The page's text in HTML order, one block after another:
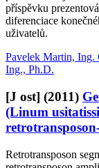
příspěvku
diferenciace
uživatelů.
Pavelek Martin, Ing.
Ing., Ph.D.
[J ost] (2011)
(Linum
Retrotransposon